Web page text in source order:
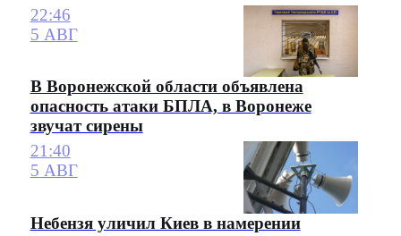
22:46
5 АВГ
В Воронежской области объявлена
опасность атаки БПЛА, в Воронеже
звучат сирены
21:40
5 АВГ
Небензя уличил Киев в намерении